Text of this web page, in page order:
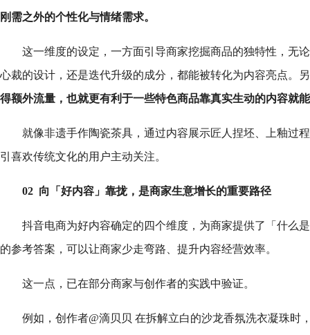
刚需之外的个性化与情绪需求。
这一维度的设定，一方面引导商家挖掘商品的独特性，无
心裁的设计，还是迭代升级的成分，都能被转化为内容亮点。
得额外流量，也就更有利于一些特色商品靠真实生动的内容就
就像非遗手作陶瓷茶具，通过内容展示匠人捏坯、上釉过
引喜欢传统文化的用户主动关注。
02 向「好内容」靠拢，是商家生意增长的重要路径
抖音电商为好内容确定的四个维度，为商家提供了「什么
的参考答案，可以让商家少走弯路、提升内容经营效率。
这一点，已在部分商家与创作者的实践中验证。
例如，创作者@滴贝贝 在拆解立白的沙龙香氛洗衣凝珠时